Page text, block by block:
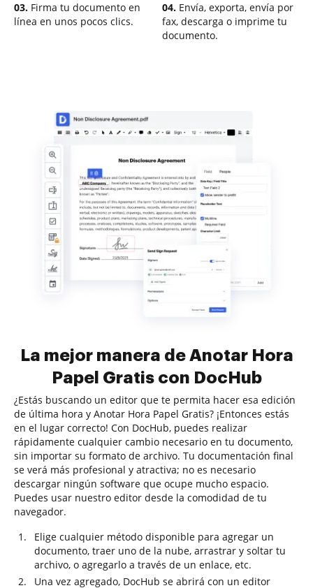
03. Firma tu documento en
línea en unos pocos clics.
04. Envía, exporta, envía por
fax, descarga o imprime tu
documento.
La mejor manera de Anotar Hora
Papel Gratis con DocHub
¿Estás buscando un editor que te permita hacer esa edición
de última hora y Anotar Hora Papel Gratis? ¡Entonces estás
en el lugar correcto! Con DocHub, puedes realizar
rápidamente cualquier cambio necesario en tu documento,
sin importar su formato de archivo. Tu documentación final
se verá más profesional y atractiva; no es necesario
descargar ningún software que ocupe mucho espacio.
Puedes usar nuestro editor desde la comodidad de tu
navegador.
Elige cualquier método disponible para agregar un
documento, traer uno de la nube, arrastrar y soltar tu
archivo, o agregarlo a través de un enlace, etc.
Una vez agregado, DocHub se abrirá con un editor